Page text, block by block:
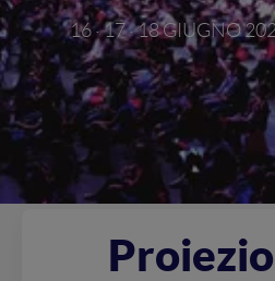
16 · 17 · 18 GIUGNO